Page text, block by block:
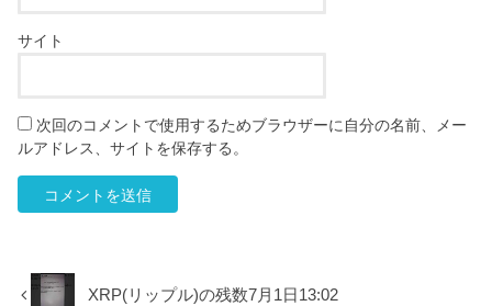
サイト
次回のコメントで使用するためブラウザーに自分の名前、メー
ルアドレス、サイトを保存する。
XRP(リップル)の残数7月1日13:02